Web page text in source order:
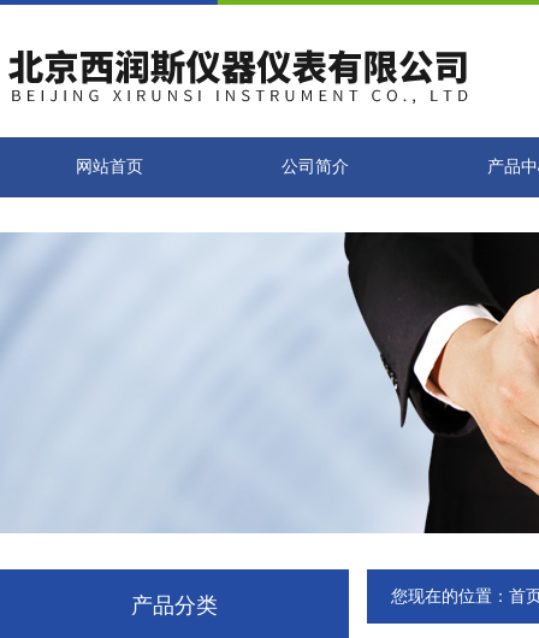
网站首页 公司简介 产品
产品分类 您现在的位置： 首